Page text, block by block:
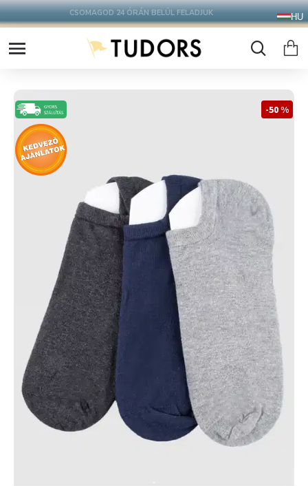
10.000 Ft FELETT INGYENES SZÁLLÍTÁS
FOXPOST CSOMAGAUTOMATÁBA !
HU
-50 %